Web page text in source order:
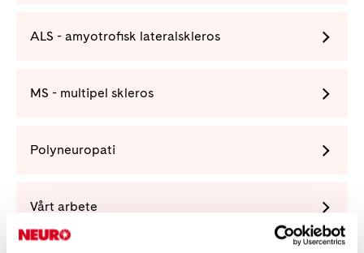
ALS - amyotrofisk lateralskleros
MS - multipel skleros
Polyneuropati
Vårt arbete